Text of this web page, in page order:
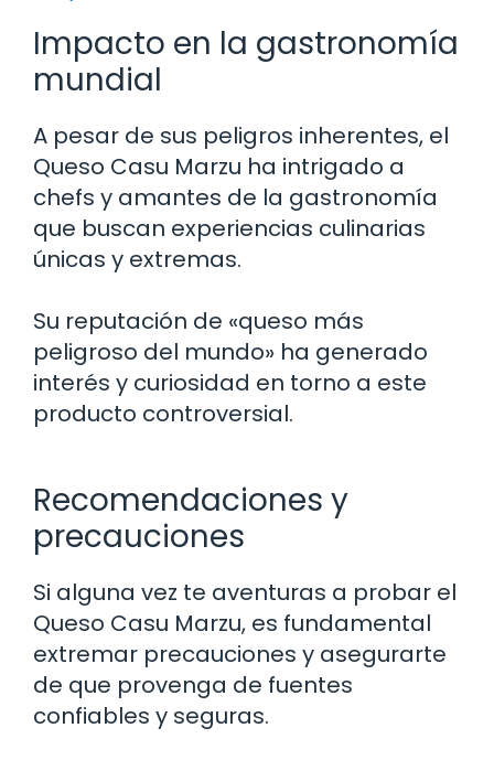
Impacto en la gastronomía
mundial
A pesar de sus peligros inherentes, el
Queso Casu Marzu ha intrigado a
chefs y amantes de la gastronomía
que buscan experiencias culinarias
únicas y extremas.
Su reputación de «queso más
peligroso del mundo» ha generado
interés y curiosidad en torno a este
producto controversial.
Recomendaciones y
precauciones
Si alguna vez te aventuras a probar el
Queso Casu Marzu, es fundamental
extremar precauciones y asegurarte
de que provenga de fuentes
confiables y seguras.